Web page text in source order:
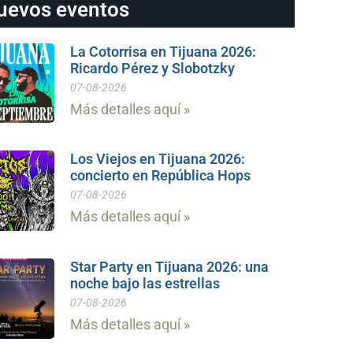
eventos
La Cotorrisa en Tijuana 2026:
Ricardo Pérez y Slobotzky
07-08-2026
Más detalles aquí »
Los Viejos en Tijuana 2026:
concierto en República Hops
07-08-2026
Más detalles aquí »
Star Party en Tijuana 2026: una
noche bajo las estrellas
07-08-2026
Más detalles aquí »